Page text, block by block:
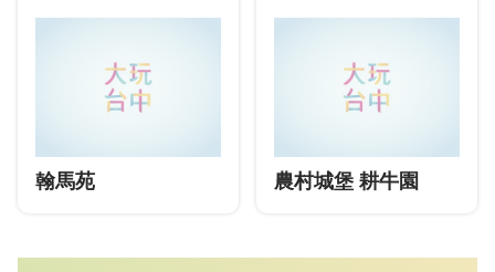
翰馬苑 農村城堡 耕牛園